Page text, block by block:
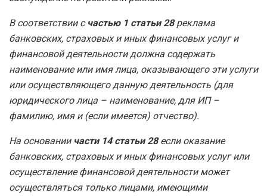
В соответствии с частью 1 статьи 28реклама
банковских, страховых и иных финансовых услуг и
финансовой деятельности должна содержать
наименование или имя лица, оказывающего эти услуги
или осуществляющего данную деятельность (для
юридического лица – наименование, для ИП –
фамилию, имя и (если имеется) отчество).
На основании части 14 статьи 28если оказание
банковских, страховых и иных финансовых услуг или
осуществление финансовой деятельности может
осуществляться только лицами, имеющими